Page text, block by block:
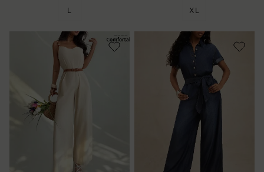
L XL